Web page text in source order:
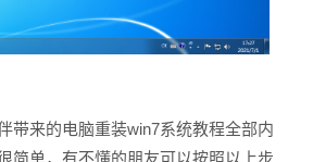
带来的电脑重装win7系统教程全部内